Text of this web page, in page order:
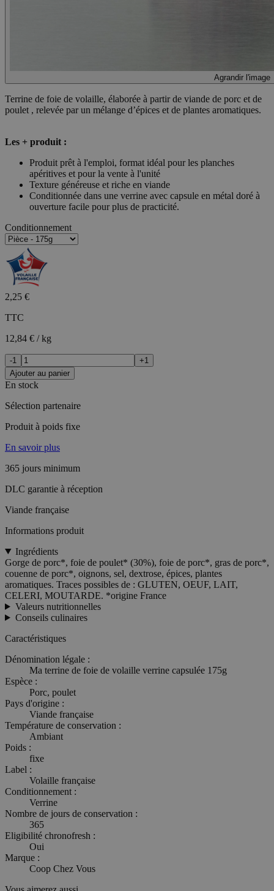
Agrandir l'image
Terrine de foie de volaille, élaborée à partir de viande de porc et de
poulet , relevée par un mélange d’épices et de plantes aromatiques.
Les + produit :
Produit prêt à l'emploi, format idéal pour les planches
apéritives et pour la vente à l'unité
Texture généreuse et riche en viande
Conditionnée dans une verrine avec capsule en métal doré à
ouverture facile pour plus de practicité.
Conditionnement
2,25 €
TTC
12,84 € / kg
-1
+1
Ajouter au panier
En stock
Sélection partenaire
Produit à poids fixe
En savoir plus
365 jours minimum
DLC garantie à réception
Viande française
Informations produit
Ingrédients
Gorge de porc*, foie de poulet* (30%), foie de porc*, gras de porc*,
couenne de porc*, oignons, sel, dextrose, épices, plantes
aromatiques. Traces possibles de : GLUTEN, OEUF, LAIT,
CELERI, MOUTARDE. *origine France
Valeurs nutritionnelles
Conseils culinaires
Caractéristiques
Dénomination légale :
Ma terrine de foie de volaille verrine capsulée 175g
Espèce :
Porc, poulet
Pays d'origine :
Viande française
Température de conservation :
Ambiant
Poids :
fixe
Label :
Volaille française
Conditionnement :
Verrine
Nombre de jours de conservation :
365
Eligibilité chronofresh :
Oui
Marque :
Coop Chez Vous